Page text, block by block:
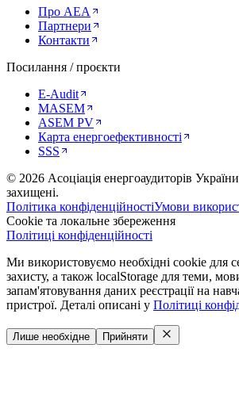
Про AEA
Партнери
Контакти
Посилання / проєкти
E-Audit
MASEM
ASEM PV
Карта енергоефективності
SSS
© 2026 Асоціація енергоаудиторів України
захищені.
Політика конфіденційностіУмови
Cookie та локальне збереження
Політиці конфіденційності
Ми використовуємо необхідні cookie для
захисту, а також localStorage для теми,
запам'ятовування даних реєстрації на
пристрої. Деталі описані у Політиці
Лише необхідне Прийняти